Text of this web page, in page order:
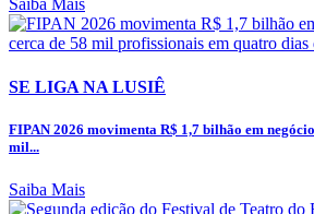
Saiba Mais
SE LIGA NA LUSIÊ
FIPAN 2026 movimenta R$ 1,7 bilhão em
mil...
Saiba Mais